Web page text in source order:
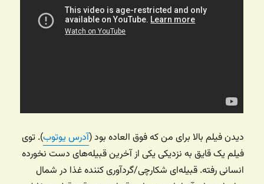
دیدن فیلم بالا برای من که فوق العاده بود (آدرس یوتوب). توی
فیلم یک قایق به نزدیکی یکی از آخرین قبیله‌های دست نخورده
انسانی رفته. قبیله‌ای شکارچی/گردآوری کننده غذا در شمال